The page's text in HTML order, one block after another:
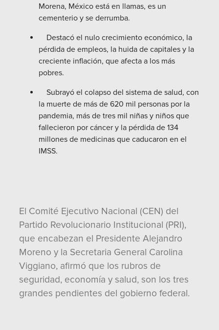
Morena, México está en llamas, es un
cementerio y se derrumba.
Destacó el nulo crecimiento económico, la
pérdida de empleos, la huida de capitales y la
creciente inflación, que afecta a los más
pobres.
Subrayó el colapso del sistema de salud, con
la muerte de más de 620 mil personas por la
pandemia, más de tres mil niñas y niños que
fallecieron por cáncer y la pérdida de 134
millones de medicinas que caducaron en el
IMSS.
El Comité Ejecutivo Nacional (CEN) del
Partido Revolucionario Institucional (PRI),
que encabezan el Presidente Alejandro
Moreno y la Secretaria General Carolina
Viggiano, afirmó que los rubros de
seguridad, economía y salud, son los tres
grandes pendientes del gobierno federal.